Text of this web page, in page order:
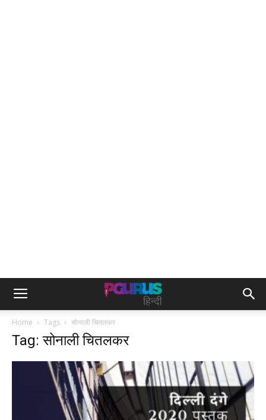
Home Tags सोनाली चितलकर
Tag: सोनाली चितलकर